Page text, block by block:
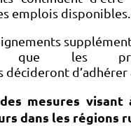
emplois disponibles.
que les
d’adhérer
mesures visant
dans les régions